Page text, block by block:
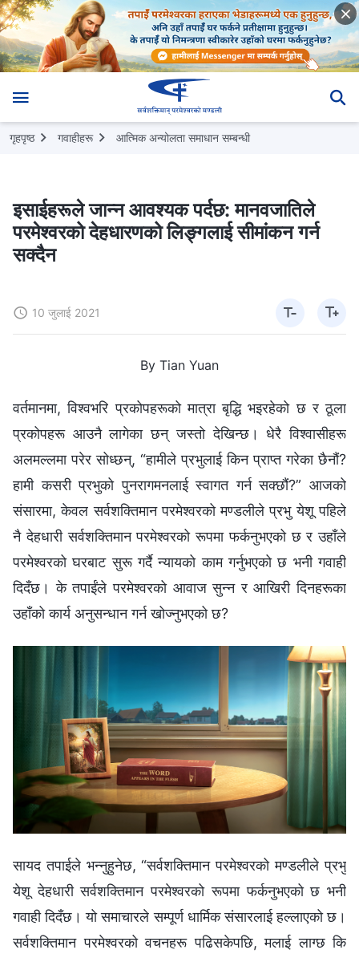
गृहपृष्ठ गवाहीहरू आत्मिक अन्योलता समाधान सम्‍बन्धी
इसाईहरूले जान्न आवश्यक पर्दछ: मानवजातिले
परमेश्‍वरको देहधारणको लिङ्गलाई सीमांकन गर्न
सक्दैन
10 जुलाई 2021
By Tian Yuan
वर्तमानमा, विश्‍वभरि प्रकोपहरूको मात्रा बृद्धि भइरहेको छ र ठूला
प्रकोपहरू आउनै लागेका छन् जस्तो देखिन्छ। धेरै विश्‍वासीहरू
अलमल्लमा परेर सोध्छन्, “हामीले प्रभुलाई किन प्राप्त गरेका छैनौं?
हामी कसरी प्रभुको पुनरागमनलाई स्वागत गर्न सक्छौं?” आजको
संसारमा, केवल सर्वशक्तिमान परमेश्‍वरको मण्डलीले प्रभु येशू पहिले
नै देहधारी सर्वशक्तिमान परमेश्‍वरको रूपमा फर्कनुभएको छ र उहाँले
परमेश्‍वरको घरबाट सुरू गर्दै न्यायको काम गर्नुभएको छ भनी गवाही
दिदँछ। के तपाईंले परमेश्‍वरको आवाज सुन्न र आखिरी दिनहरूका
उहाँको कार्य अनुसन्धान गर्न खोज्नुभएको छ?
सायद तपाईले भन्नुहुनेछ, “सर्वशक्तिमान परमेश्‍वरको मण्डलीले प्रभु
येशू देहधारी सर्वशक्तिमान परमेश्‍वरको रूपमा फर्कनुभएको छ भनी
गवाही दिदँछ। यो समाचारले सम्पूर्ण धार्मिक संसारलाई हल्लाएको छ।
सर्वशक्तिमान परमेश्‍वरको वचनहरू पढिसकेपछि, मलाई लाग्छ कि